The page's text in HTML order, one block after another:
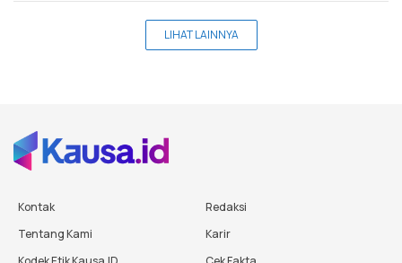
LIHAT LAINNYA
Kontak
Redaksi
Tentang Kami
Karir